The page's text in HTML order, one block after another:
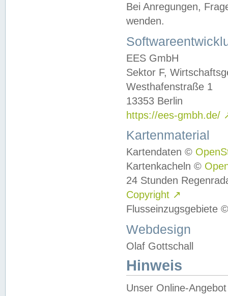
Bei Anregungen,
wenden.
EES GmbH
Sektor F,
Westhafenstraße 1
13353 Berlin
https://ees-gmbh.de/
Kartenmaterial
Kartendaten ©
Kartenkacheln ©
24 Stunden
Copyright ↗
Flusseinzugsgebiete
Webdesign
Olaf Gottschall
Hinweis
Unser Online-